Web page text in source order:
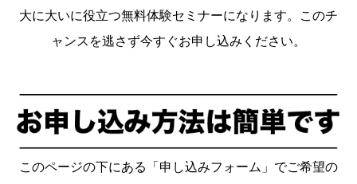
大に大いに役立つ無料体験セミナーになります。このチ
ャンスを逃さず今すぐお申し込みください。
このページの下にある「申し込みフォーム」でご希望の